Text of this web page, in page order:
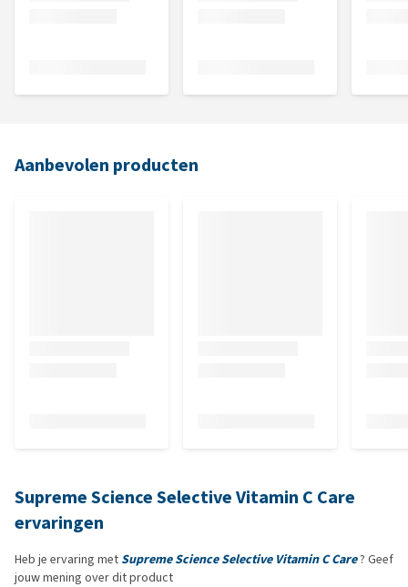
Aanbevolen producten
Supreme Science Selective Vitamin C Care
ervaringen
Heb je ervaring met Supreme Science Selective Vitamin C Care? Geef
jouw mening over dit product